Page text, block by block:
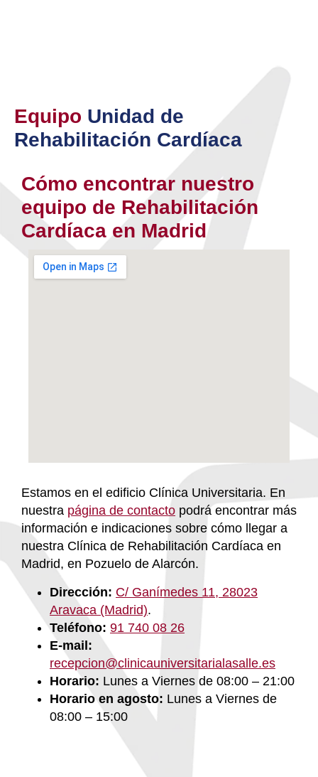
Equipo Unidad de
Rehabilitación Cardíaca
Cómo encontrar nuestro
equipo de Rehabilitación
Cardíaca en Madrid
Estamos en el edificio Clínica Universitaria. En
nuestra página de contacto podrá encontrar más
información e indicaciones sobre cómo llegar a
nuestra Clínica de Rehabilitación Cardíaca en
Madrid, en Pozuelo de Alarcón.
Dirección: C/ Ganímedes 11, 28023
Aravaca (Madrid).
Teléfono: 91 740 08 26
E-mail:
recepcion@clinicauniversitarialasalle.es
Horario: Lunes a Viernes de 08:00 – 21:00
Horario en agosto: Lunes a Viernes de
08:00 – 15:00